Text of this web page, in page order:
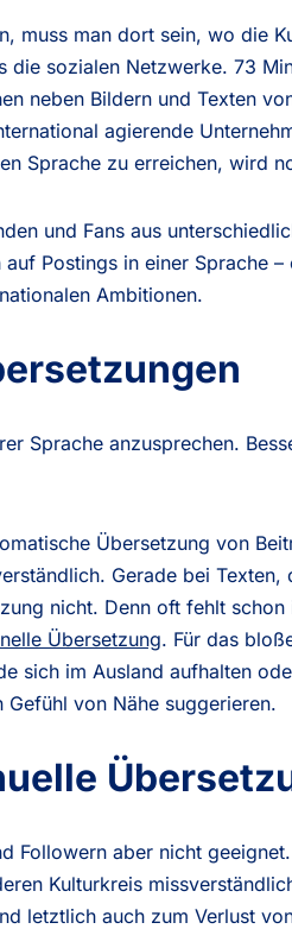
muss man dort sein, wo die
die sozialen Netzwerke. 73
neben Bildern und Texten
agierende
Sprache zu erreichen, wird
und Fans aus
Postings in einer Sprache
Ambitionen.
Sprache anzusprechen.
Übersetzung von
Gerade bei
nicht. Denn oft fehlt
Übersetzung. Für das
sich im Ausland aufhalten
von Nähe suggerieren.
Followern aber nicht
Kulturkreis
letztlich auch zum Verlust